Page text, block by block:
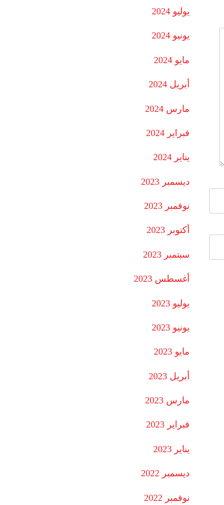
يوليو 2024
يونيو 2024
مايو 2024
أبريل 2024
مارس 2024
فبراير 2024
يناير 2024
ديسمبر 2023
نوفمبر 2023
أكتوبر 2023
سبتمبر 2023
أغسطس 2023
يوليو 2023
يونيو 2023
مايو 2023
أبريل 2023
مارس 2023
فبراير 2023
يناير 2023
ديسمبر 2022
نوفمبر 2022